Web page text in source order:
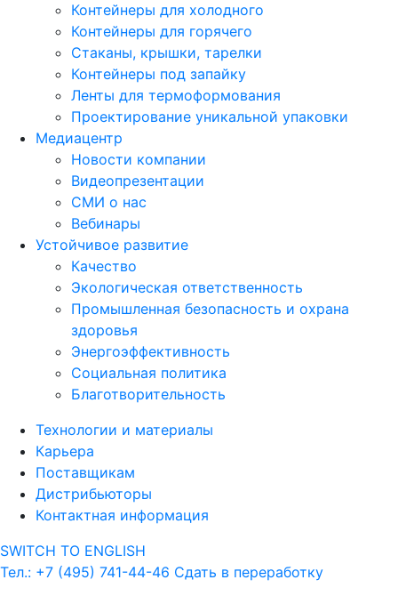
Контейнеры для холодного
Контейнеры для горячего
Стаканы, крышки, тарелки
Контейнеры под запайку
Ленты для термоформования
Проектирование уникальной упаковки
Медиацентр
Новости компании
Видеопрезентации
СМИ о нас
Вебинары
Устойчивое развитие
Качество
Экологическая ответственность
Промышленная безопасность и охрана
здоровья
Энергоэффективность
Социальная политика
Благотворительность
Технологии и материалы
Карьера
Поставщикам
Дистрибьюторы
Контактная информация
SWITCH TO ENGLISH
Тел.: +7 (495) 741-44-46 Сдать в переработку